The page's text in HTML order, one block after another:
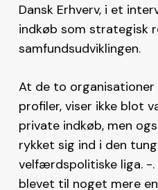
Dansk Erhverv, i et
indkøb som strategisk
samfundsudviklingen.
At de to
profiler, viser ikke blot
private indkøb, men
rykket sig ind i den
velfærdspolitiske liga. -.
blevet til noget mere